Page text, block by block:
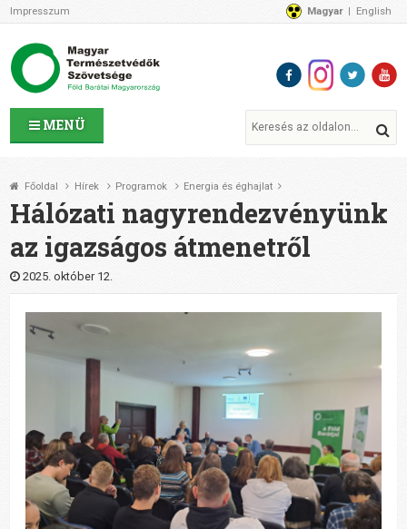
MENÜ
Impresszum Magyar English
Az MTVSZ-ről
Programok
MTVSZ ügyek és események
Tagszervezetek
Támogatóink
CSATLAKOZZ hozzánk!
Elérhetőségeink
1%
Adományozz!
Támogatás
Főoldal Hírek Programok Energia és éghajlat
Hálózati nagyrendezvényünk
az igazságos átmenetről
2025. október 12.